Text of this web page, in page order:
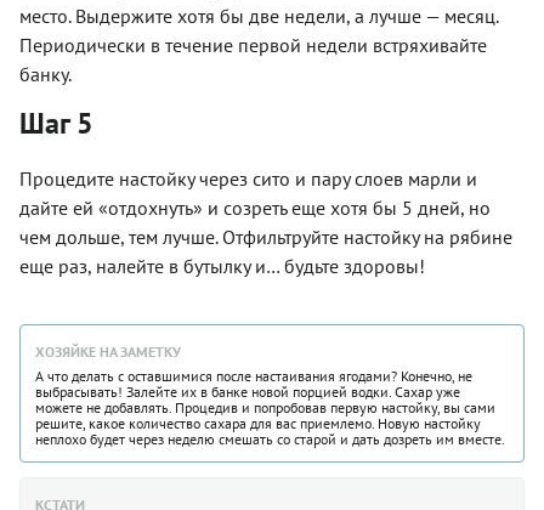
место. Выдержите хотя бы две недели, а лучше — месяц.
Периодически в течение первой недели встряхивайте
банку.
Шаг 5
Процедите настойку через сито и пару слоев марли и
дайте ей «отдохнуть» и созреть еще хотя бы 5 дней, но
чем дольше, тем лучше. Отфильтруйте настойку на рябине
еще раз, налейте в бутылку и… будьте здоровы!
ХОЗЯЙКЕ НА ЗАМЕТКУ
А что делать с оставшимися после настаивания ягодами? Конечно, не
выбрасывать! Залейте их в банке новой порцией водки. Сахар уже
можете не добавлять. Процедив и попробовав первую настойку, вы сами
решите, какое количество сахара для вас приемлемо. Новую настойку
неплохо будет через неделю смешать со старой и дать дозреть им вместе.
КСТАТИ